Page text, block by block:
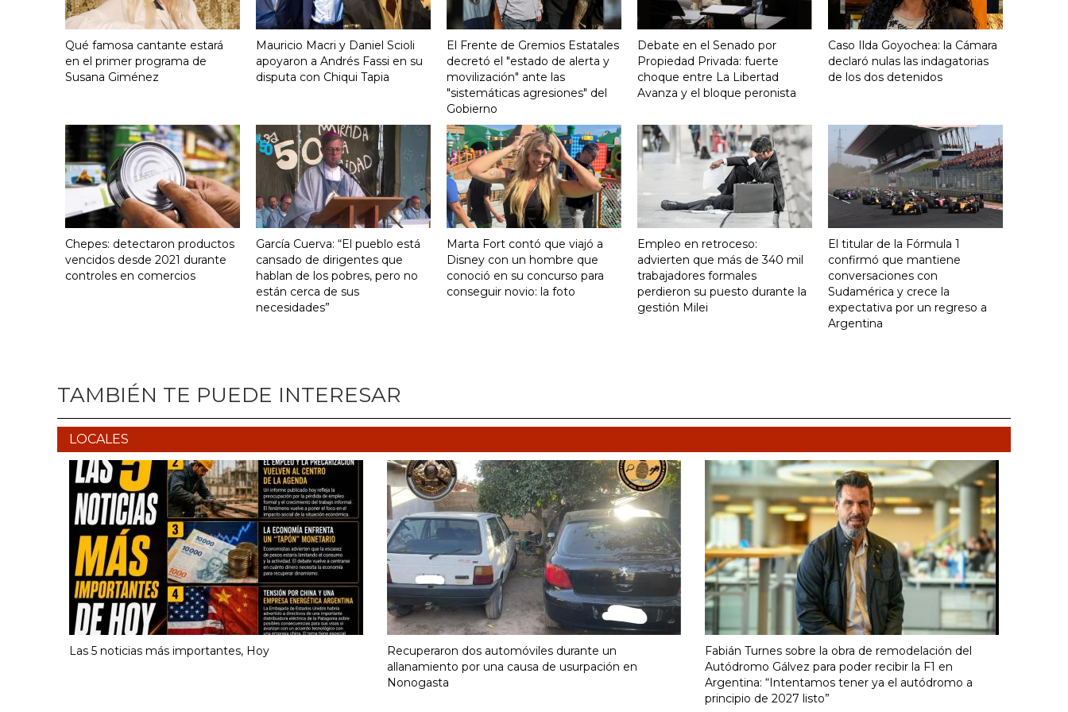
Qué famosa cantante estará
en el primer programa de
Susana Giménez
Mauricio Macri y Daniel Scioli
apoyaron a Andrés Fassi en su
disputa con Chiqui Tapia
El Frente de Gremios Estatales
decretó el "estado de alerta y
movilización" ante las
"sistemáticas agresiones" del
Gobierno
Debate en el Senado por
Propiedad Privada: fuerte
choque entre La Libertad
Avanza y el bloque peronista
Caso Ilda Goyochea: la Cámara
declaró nulas las indagatorias
de los dos detenidos
Chepes: detectaron productos
vencidos desde 2021 durante
controles en comercios
García Cuerva: “El pueblo está
cansado de dirigentes que
hablan de los pobres, pero no
están cerca de sus
necesidades”
Marta Fort contó que viajó a
Disney con un hombre que
conoció en su concurso para
conseguir novio: la foto
Empleo en retroceso:
advierten que más de 340 mil
trabajadores formales
perdieron su puesto durante la
gestión Milei
El titular de la Fórmula 1
confirmó que mantiene
conversaciones con
Sudamérica y crece la
expectativa por un regreso a
Argentina
TAMBIÉN TE PUEDE INTERESAR
LOCALES
Las 5 noticias más importantes, Hoy
Recuperaron dos automóviles durante un
allanamiento por una causa de usurpación en
Nonogasta
Fabián Turnes sobre la obra de remodelación del
Autódromo Gálvez para poder recibir la F1 en
Argentina: “Intentamos tener ya el autódromo a
principio de 2027 listo”